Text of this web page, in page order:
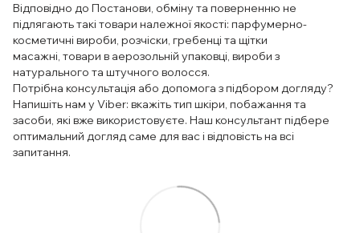
Відповідно до Постанови, обміну та поверненню не
підлягають такі товари належної якості: парфумерно-
косметичні вироби, розчіски, гребенці та щітки
масажні, товари в аерозольній упаковці, вироби з
натурального та штучного волосся.
Потрібна консультація або допомога з підбором догляду?
Напишіть нам у Viber: вкажіть тип шкіри, побажання та
засоби, які вже використовуєте. Наш консультант підбере
оптимальний догляд саме для вас і відповість на всі
запитання.